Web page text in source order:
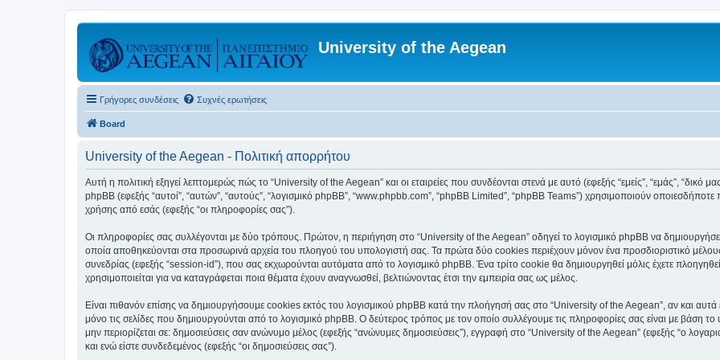
University of the Aegean
Γρήγορες συνδέσεις Συχνές ερωτήσεις
Board
University of the Aegean - Πολιτική απορρήτου
Αυτή η πολιτική εξηγεί λεπτομερώς πώς το “University of the Aegean” και οι εταιρείες που συνδέονται στενά με αυτό (εφεξής “εμείς”, “εμάς”,
phpBB (εφεξής “αυτοί”, “αυτών”, “αυτούς”, “λογισμικό phpBB”, “www.phpbb.com”, “phpBB Limited”, “phpBB Teams”) χρησιμοποιούν
χρήσης από εσάς (εφεξής “οι πληροφορίες σας”).
Οι πληροφορίες σας συλλέγονται με δύο τρόπους. Πρώτον, η περιήγηση στο “University of the Aegean” οδηγεί το λογισμικό phpBB να
οποία αποθηκεύονται στα προσωρινά αρχεία του πλοηγού του υπολογιστή σας. Τα πρώτα δύο cookies περιέχουν μόνον ένα προσδιοριστικό
συνεδρίας (εφεξής “session-id”), που σας εκχωρούνται αυτόματα από το λογισμικό phpBB. Ένα τρίτο cookie θα δημιουργηθεί μόλις έχετε
χρησιμοποιείται για να καταγράφεται ποια θέματα έχουν αναγνωσθεί, βελτιώνοντας έτσι την εμπειρία σας ως μέλος.
Είναι πιθανόν επίσης να δημιουργήσουμε cookies εκτός του λογισμικού phpBB κατά την πλοήγησή σας στο “University of the Aegean”, αν και
μόνο τις σελίδες που δημιουργούνται από το λογισμικό phpBB. Ο δεύτερος τρόπος με τον οποίο συλλέγουμε τις πληροφορίες σας είναι με βάση
μην περιορίζεται σε: δημοσιεύσεις σαν ανώνυμο μέλος (εφεξής “ανώνυμες δημοσιεύσεις”), εγγραφή στο “University of the Aegean” (εφεξής “ο
και ενώ είστε συνδεδεμένος (εφεξής “οι δημοσιεύσεις σας”).